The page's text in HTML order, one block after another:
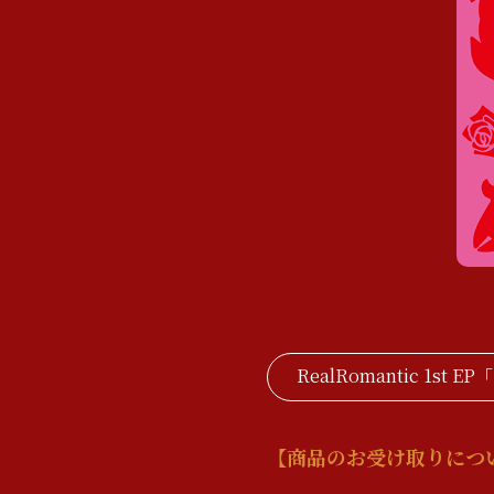
RealRomantic 1st EP
【商品のお受け取りにつ